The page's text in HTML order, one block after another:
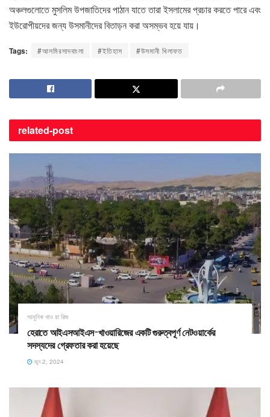
অঞ্চলগুলোতে মুসলিম উপজাতিদের পাঠান যাতে তারা ইসলামের প্রচার করতে পারে এবং
ইউরোপীয়দের জন্য উসমানীদের বিতাড়ন করা অসম্ভব হয়ে যায়।
Tags: #আলমিরসাদবাংলা #ইতিহাস #উসমানী খিলাফত
related-post
আধুনিক খাও য়া রিজ
হেরাতে আইএসআইএস-খাওয়ারিজের একটি গুরুত্বপূর্ণ নেটওয়ার্কের
সদস্যদের গ্রেফতার করা হয়েছে
জুন 2, 2024